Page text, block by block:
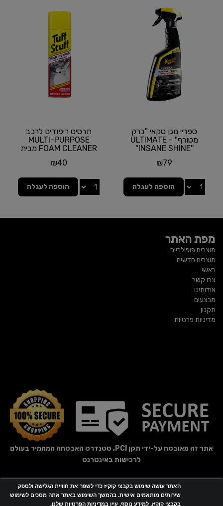
ספריי מגן סקאי "ברק
מטורף" - ULTIMATE
''INSANE SHINE''
MEGUIAR'S...
₪79
הוספה לעגלה
תרסיס ריפודים לרכב
MULTI-PURPOSE
FOAM CLEANER מבית
₪40
הוספה לעגלה
מפת האתר
מוצרים פופולריים
מוצרים חדשים
ראשי
צרו קשר
אודותינו
מבצעים
תקנון
מדיניות פרטיות
אתר זה מאובטח על-ידי תקן PCI, סטנדרט האבטחה המחמיר בעולם
לרכישות באינטרנט
האתר עושה שימוש בקבצי קוקיז כדי לשפר את חוויית הגלישה ולספק
שירותים מותאמים אישית. בהמשך השימוש באתר אתה מסכים לשימוש
בקבצי קוקיז. למידע נוסף, עיין במדיניות הפרטיות שלנו.